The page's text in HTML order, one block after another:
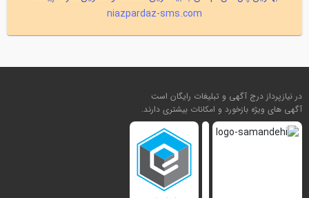
niazpardaz-sms.com
در نیازپرداز درج آگهی و تبلیغات رایگان است
آگهی های ویژه بازخورد و امکانات بیشتری دارند.